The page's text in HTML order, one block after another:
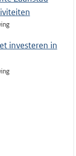
investeren in